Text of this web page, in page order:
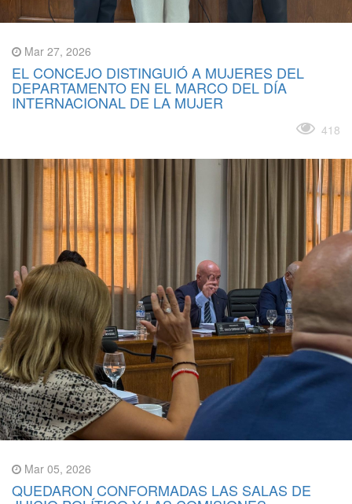
Mar 27, 2026
EL CONCEJO DISTINGUIÓ A MUJERES DEL
DEPARTAMENTO EN EL MARCO DEL DÍA
INTERNACIONAL DE LA MUJER
418
Mar 05, 2026
QUEDARON CONFORMADAS LAS SALAS DE